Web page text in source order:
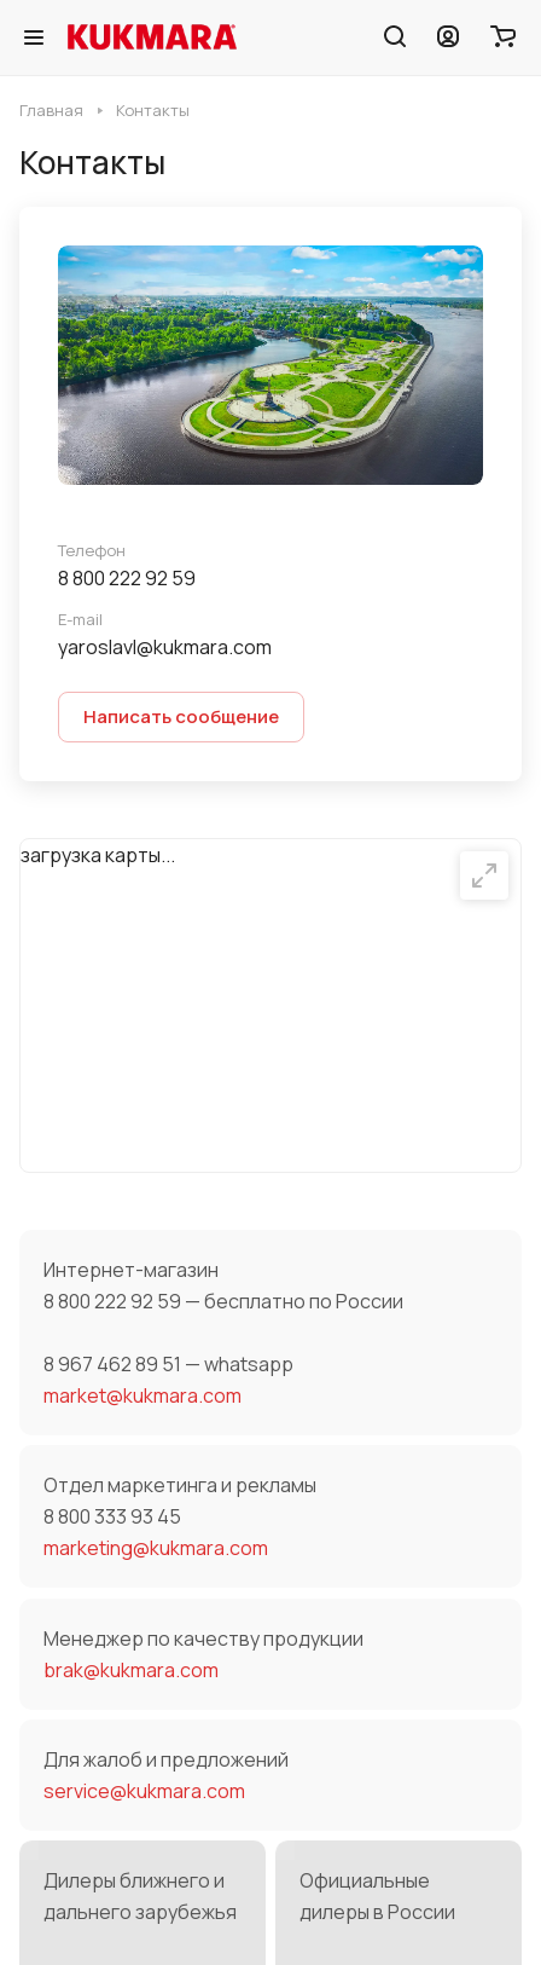
Главная Контакты
Контакты
загрузка карты...
Интернет-магазин
8 800 222 92 59 — бесплатно по России
8 967 462 89 51 — whatsapp
market@kukmara.com
Отдел маркетинга и рекламы
8 800 333 93 45
marketing@kukmara.com
Менеджер по качеству продукции
brak@kukmara.com
Для жалоб и предложений
service@kukmara.com
Дилеры ближнего и
дальнего зарубежья
Официальные
дилеры в России
Телефон
8 800 222 92 59
E-mail
yaroslavl@kukmara.com
Написать сообщение